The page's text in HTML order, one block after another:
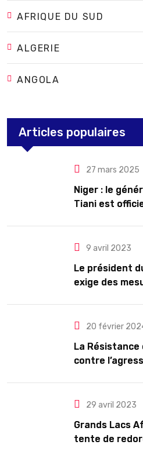
AFRIQUE DU SUD
ALGERIE
ANGOLA
Articles populaires
27 mars 2025
Niger : le
Tiani est
9 avril 2023
Le président
exige des
20 février
La Résistance
contre
29 avril 2023
Grands Lacs
tente de